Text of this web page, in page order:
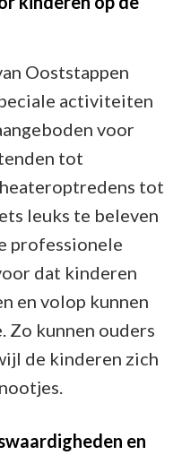
Ooststappen
activiteiten
voor
tot
tot
leuks te beleven
professionele
dat kinderen
en volop kunnen
Zo kunnen ouders
de kinderen zich
en